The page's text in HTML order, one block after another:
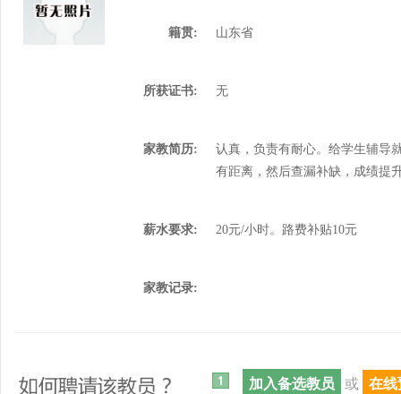
籍贯: 山东省
所获证书: 无
家教简历:
认真，负责有耐心。给学生辅导
有距离，然后查漏补缺，成绩提
薪水要求: 20元/小时。路费补贴10元
家教记录:
或 在线